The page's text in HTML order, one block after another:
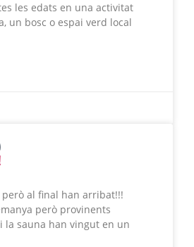
les edats en una activitat
un bosc o espai verd local
al final han arribat!!!
però provinents
i la sauna han vingut en un